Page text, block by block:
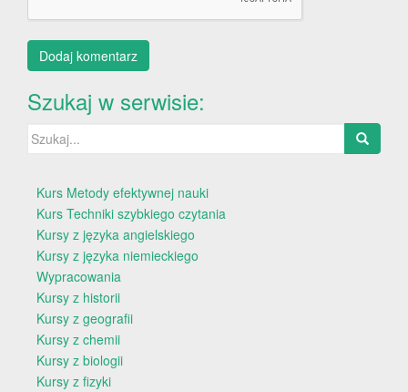
Szukaj w serwisie:
Szukaj:
Kurs Metody efektywnej nauki
Kurs Techniki szybkiego czytania
Kursy z języka angielskiego
Kursy z języka niemieckiego
Wypracowania
Kursy z historii
Kursy z geografii
Kursy z chemii
Kursy z biologii
Kursy z fizyki